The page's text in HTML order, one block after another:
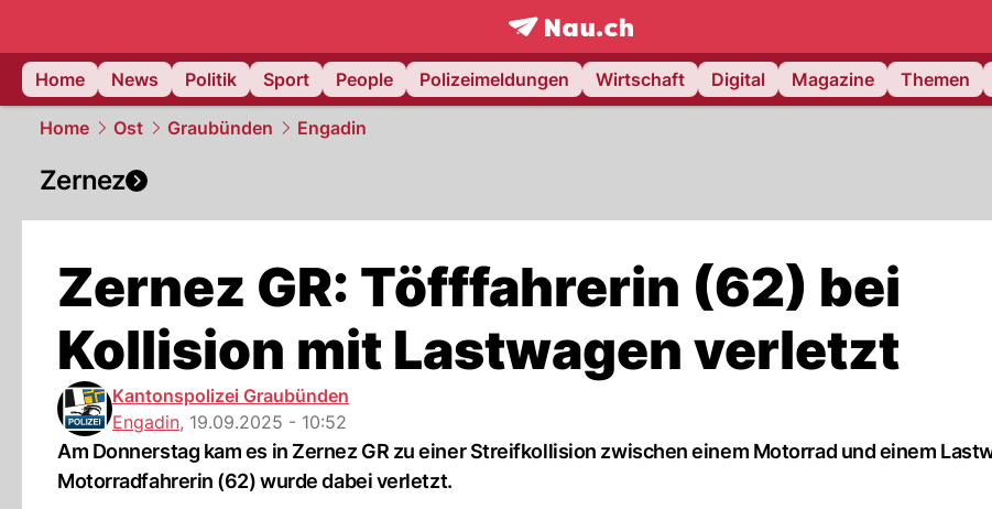
frontpage.NAU.ch
Home
News Politik Sport People Polizeimeldungen Wirtschaft Digital Magazine Themen
Home Ost Graubünden Engadin
Zernez
Zernez GR: Töfffahrerin (62) bei
Kollision mit Lastwagen verletzt
Kantonspolizei Graubünden
Engadin, 19.09.2025 - 10:52
Am Donnerstag kam es in Zernez GR zu einer Streifkollision zwischen einem Motorrad und einem
Motorradfahrerin (62) wurde dabei verletzt.